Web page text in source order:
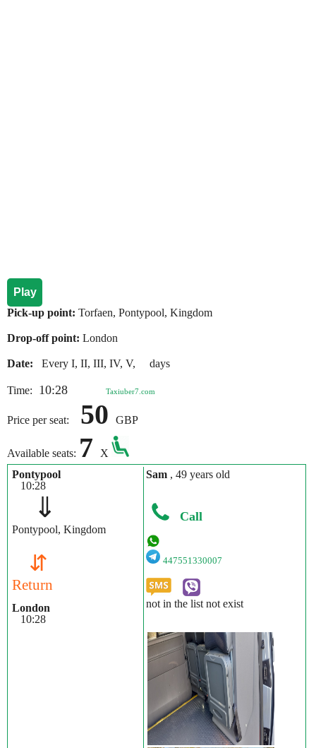
Play
Pick-up point: Torfaen, Pontypool, Kingdom
Drop-off point: London
Date: Every I, II, III, IV, V, days
Time: 10:28 Taxiuber7.com
Price per seat: 50 GBP
Available seats: 7
X
Pontypool
10:28
⇓
Pontypool, Kingdom
⇵
Return
London
10:28
Sam , 49 years old
Call
447551330007
not in the list not exist